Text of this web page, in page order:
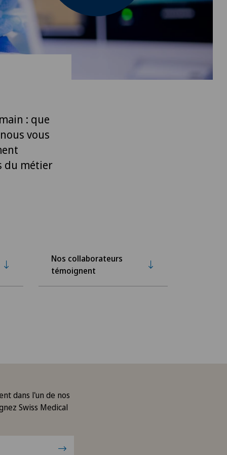
: que
vous
du métier
Nos collaborateurs
témoignent
dans l'un de nos
Swiss Medical